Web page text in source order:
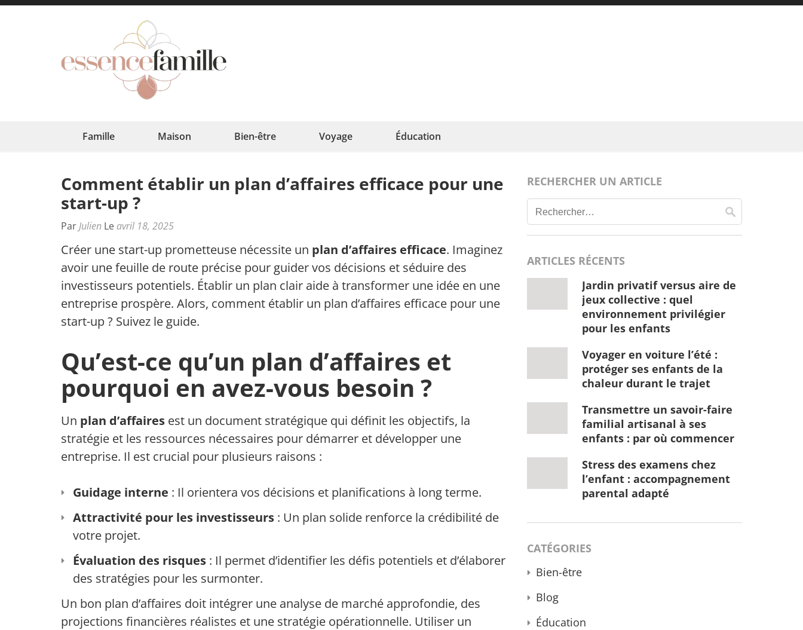
Aller
Famille Maison Bien-être Voyage Éducation
Comment établir un plan d’affaires efficace pour une
start-up ?
ParJulien Le avril 18, 2025
Créer une start-up prometteuse nécessite un plan d’affaires efficace. Imaginez
avoir une feuille de route précise pour guider vos décisions et séduire des
investisseurs potentiels. Établir un plan clair aide à transformer une idée en une
entreprise prospère. Alors, comment établir un plan d’affaires efficace pour une
start-up ? Suivez le guide.
Qu’est-ce qu’un plan d’affaires et
pourquoi en avez-vous besoin ?
Un plan d’affaires est un document stratégique qui définit les objectifs, la
stratégie et les ressources nécessaires pour démarrer et développer une
entreprise. Il est crucial pour plusieurs raisons :
Guidage interne : Il orientera vos décisions et planifications à long terme.
Attractivité pour les investisseurs : Un plan solide renforce la crédibilité de
votre projet.
Évaluation des risques : Il permet d’identifier les défis potentiels et d’élaborer
des stratégies pour les surmonter.
Un bon plan d’affaires doit intégrer une analyse de marché approfondie, des
projections financières réalistes et une stratégie opérationnelle. Utiliser un
RECHERCHER UN ARTICLE
Rechercher :
ARTICLES RÉCENTS
Jardin privatif versus aire de
jeux collective : quel
environnement privilégier
pour les enfants
Voyager en voiture l’été :
protéger ses enfants de la
chaleur durant le trajet
Transmettre un savoir-faire
familial artisanal à ses
enfants : par où commencer
Stress des examens chez
l’enfant : accompagnement
parental adapté
CATÉGORIES
Bien-être
Blog
Éducation